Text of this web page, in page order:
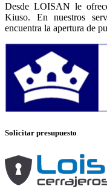
Desde LOISAN le
Kiuso. En nuestros
encuentra la apertura de
Solicitar presupuesto